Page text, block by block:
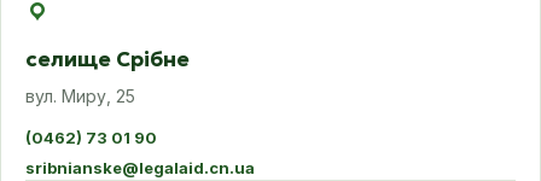
селище Срібне
вул. Миру, 25
(0462) 73 01 90
sribnianske@legalaid.cn.ua